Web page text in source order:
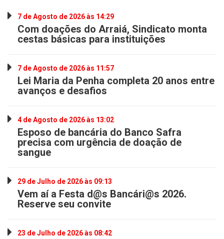
7 de Agosto de 2026 às 14:29
Com doações do Arraiá, Sindicato monta
cestas básicas para instituições
7 de Agosto de 2026 às 11:57
Lei Maria da Penha completa 20 anos entre
avanços e desafios
4 de Agosto de 2026 às 13:02
Esposo de bancária do Banco Safra
precisa com urgência de doação de
sangue
29 de Julho de 2026 às 09:13
Vem aí a Festa d@s Bancári@s 2026.
Reserve seu convite
23 de Julho de 2026 às 08:42